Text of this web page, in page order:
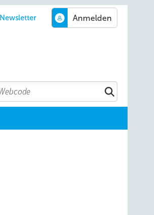
Newsletter